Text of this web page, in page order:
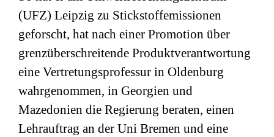
(UFZ) Leipzig zu Stickstoffemissionen
geforscht, hat nach einer Promotion über
grenzüberschreitende Produktverantwortung
eine Vertretungsprofessur in Oldenburg
wahrgenommen, in Georgien und
Mazedonien die Regierung beraten, einen
Lehrauftrag an der Uni Bremen und eine